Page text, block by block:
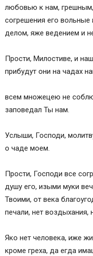
любовью к нам,
согрешения его
делом, яже ведением и
Прости, Милостиве, и
прибудут они на чадах
всем множецею не
заповедал Ты нам.
Услыши, Господи,
о чаде моем.
Прости, Господи все
душу его, изыми муки
Твоими, от века
печали, нет воздыхания,
Яко нет человека, иже
кроме греха, да егда